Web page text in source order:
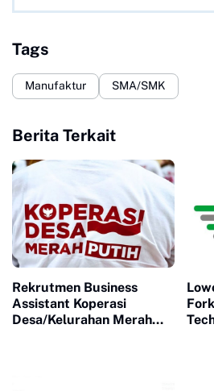
Tags
Manufaktur SMA/SMK
Berita Terkait
Rekrutmen Business
Assistant Koperasi
Desa/Kelurahan Merah